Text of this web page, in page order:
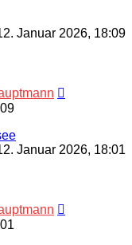
Januar 2026, 18:09
Januar 2026, 18:01